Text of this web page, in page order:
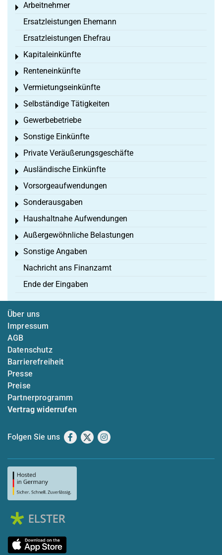
Arbeitnehmer
Toggle menu
Ersatzleistungen Ehemann
Ersatzleistungen Ehefrau
Kapitaleinkünfte
Toggle menu
Renteneinkünfte
Toggle menu
Vermietungseinkünfte
Toggle menu
Selbständige Tätigkeiten
Toggle menu
Gewerbebetriebe
Toggle menu
Sonstige Einkünfte
Toggle menu
Private Veräußerungsgeschäfte
Toggle menu
Ausländische Einkünfte
Toggle menu
Vorsorgeaufwendungen
Toggle menu
Sonderausgaben
Toggle menu
Haushaltnahe Aufwendungen
Toggle menu
Außergewöhnliche Belastungen
Toggle menu
Sonstige Angaben
Toggle menu
Nachricht ans Finanzamt
Ende der Eingaben
Über uns
Impressum
AGB
Datenschutz
Barrierefreiheit
Presse
Preise
Partnerprogramm
Vertrag widerrufen
Folgen Sie uns Facebook
X Instagram